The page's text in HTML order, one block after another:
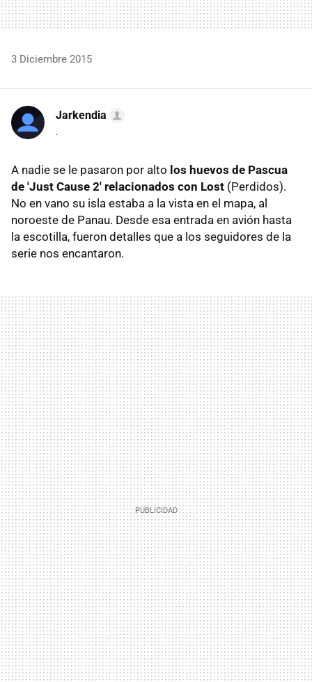
3 Diciembre 2015
Jarkendia
.
A nadie se le pasaron por alto los huevos de Pascua
de 'Just Cause 2' relacionados con Lost (Perdidos).
No en vano su isla estaba a la vista en el mapa, al
noroeste de Panau. Desde esa entrada en avión hasta
la escotilla, fueron detalles que a los seguidores de la
serie nos encantaron.